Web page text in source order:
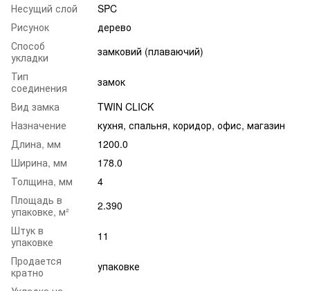
Несущий слой
SPC
Рисунок
дерево
Способ
укладки
замковий (плаваючий)
Тип
соединения
замок
Вид замка
TWIN CLICK
Назначение
кухня, спальня, коридор, офис, магазин
Длина, мм
1200.0
Ширина, мм
178.0
Толщина, мм
4
Площадь в
упаковке, м²
2.390
Штук в
упаковке
11
Продается
кратно
упаковке